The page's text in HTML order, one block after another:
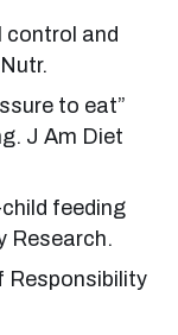
control and
to eat”
J Am Diet
feeding
Research.
Responsibility